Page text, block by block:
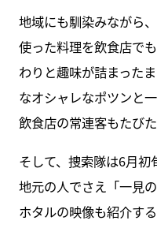
地域にも馴染みながら
使った料理を飲食店で
わりと趣味が詰まった
なオシャレなポツンと
飲食店の常連客もたび
そして、捜索隊は6月初
地元の人でさえ「一見
ホタルの映像も紹介する